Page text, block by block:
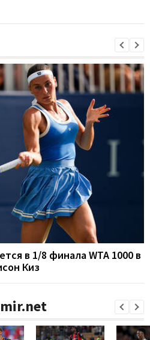
в 1/8 финала WTA 1000 в
Киз